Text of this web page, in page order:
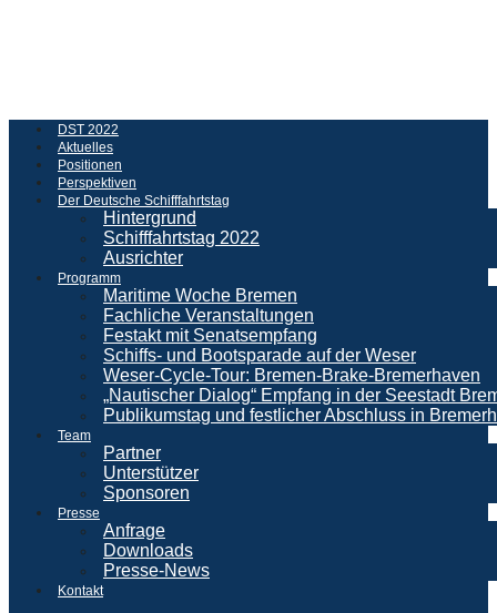
DST 2022
Aktuelles
Positionen
Perspektiven
Der Deutsche Schifffahrtstag
Hintergrund
Schifffahrtstag 2022
Ausrichter
Programm
Maritime Woche Bremen
Fachliche Veranstaltungen
Festakt mit Senatsempfang
Schiffs- und Bootsparade auf der Weser
Weser-Cycle-Tour: Bremen-Brake-Bremerhaven
„Nautischer Dialog“ Empfang in der Seestadt
Publikumstag und festlicher Abschluss in
Team
Partner
Unterstützer
Sponsoren
Presse
Anfrage
Downloads
Presse-News
Kontakt